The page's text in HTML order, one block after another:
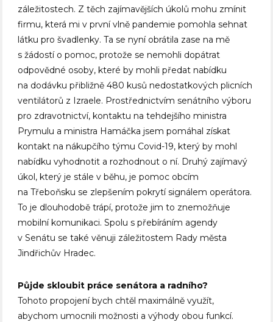
záležitostech. Z těch zajímavějších úkolů mohu zmínit
firmu, která mi v první vlně pandemie pomohla sehnat
látku pro švadlenky. Ta se nyní obrátila zase na mě
s žádostí o pomoc, protože se nemohli dopátrat
odpovědné osoby, které by mohli předat nabídku
na dodávku přibližně 480 kusů nedostatkových plicních
ventilátorů z Izraele. Prostřednictvím senátního výboru
pro zdravotnictví, kontaktu na tehdejšího ministra
Prymulu a ministra Hamáčka jsem pomáhal získat
kontakt na nákupčího týmu Covid-19, který by mohl
nabídku vyhodnotit a rozhodnout o ní. Druhý zajímavý
úkol, který je stále v běhu, je pomoc obcím
na Třeboňsku se zlepšením pokrytí signálem operátora.
To je dlouhodobě trápí, protože jim to znemožňuje
mobilní komunikaci. Spolu s přebíráním agendy
v Senátu se také věnuji záležitostem Rady města
Jindřichův Hradec.
Půjde skloubit práce senátora a radního?
Tohoto propojení bych chtěl maximálně využít,
abychom umocnili možnosti a výhody obou funkcí.